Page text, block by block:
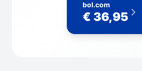
bol.com
€ 36,95